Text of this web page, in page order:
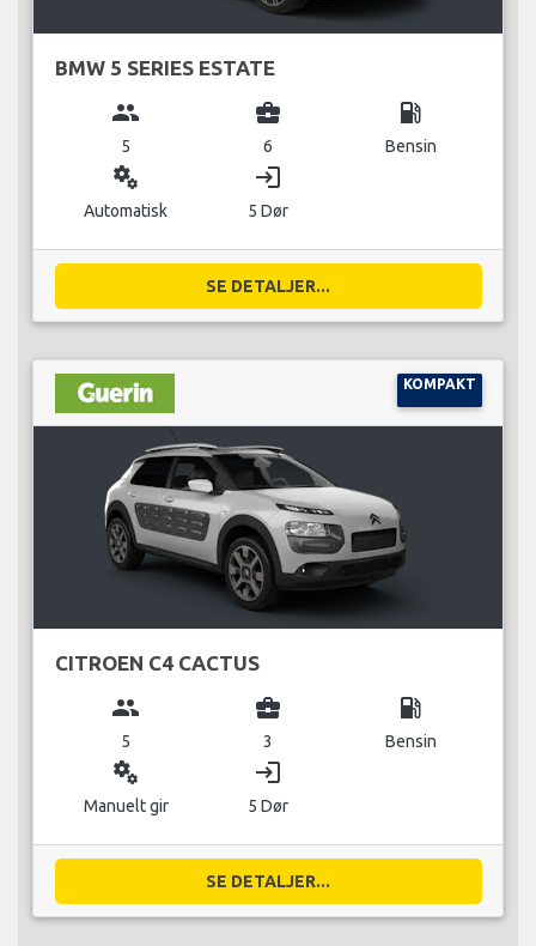
BMW 5 SERIES ESTATE
group
5
business_center
6
local_gas_station
Bensin
miscellaneous_services
Automatisk
login
5 Dør
SE DETALJER...
KOMPAKT
CITROEN C4 CACTUS
group
5
business_center
3
local_gas_station
Bensin
miscellaneous_services
Manuelt gir
login
5 Dør
SE DETALJER...